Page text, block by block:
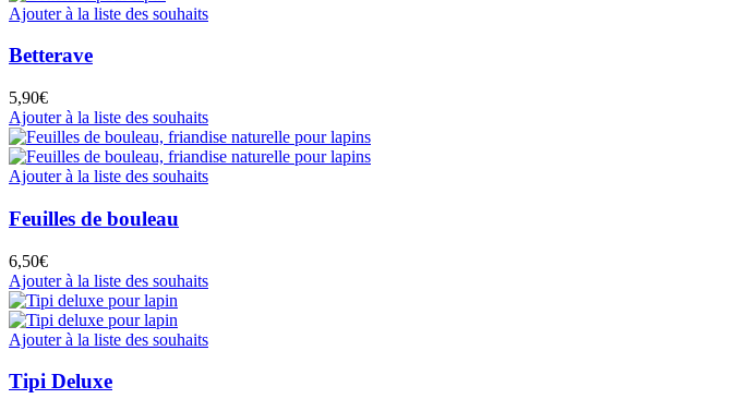
Ajouter à la liste des souhaits
Betterave
5,90€
Ajouter à la liste des souhaits
Ajouter à la liste des souhaits
Feuilles de bouleau
6,50€
Ajouter à la liste des souhaits
Ajouter à la liste des souhaits
Tipi Deluxe